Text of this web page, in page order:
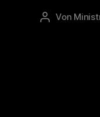
Von